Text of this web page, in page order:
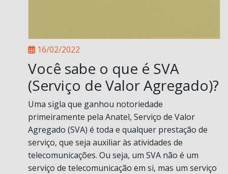
16/02/2022
Você sabe o que é SVA
(Serviço de Valor Agregado)?
Uma sigla que ganhou notoriedade
primeiramente pela Anatel, Serviço de Valor
Agregado (SVA) é toda e qualquer prestação de
serviço, que seja auxiliar às atividades de
telecomunicações. Ou seja, um SVA não é um
serviço de telecomunicação em si, mas um serviço